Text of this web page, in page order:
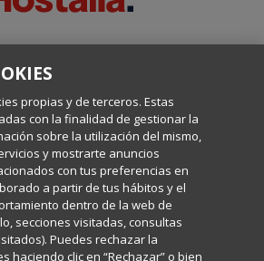
Comunicación de Hostalia, dirigido por
y Tecnología.
Política de privacidad
Política de cookies
propias y de terceros. Estas
con la finalidad de gestionar la
sobre la utilización del mismo,
y mostrarte anuncios
con tus preferencias en
a partir de tus hábitos y el
dentro de la web de
secciones visitadas, consultas
Puedes rechazar la
haciendo clic en “Rechazar” o bien